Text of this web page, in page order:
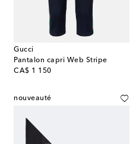
Gucci
Pantalon capri Web Stripe
CA$ 1 150
original price
nouveauté